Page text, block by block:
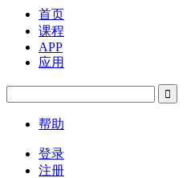
首页
课程
APP
应用
帮助
登录
注册